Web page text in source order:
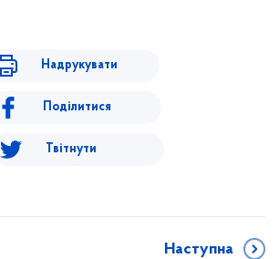
Надрукувати
Поділитися
Твітнути
Наступна